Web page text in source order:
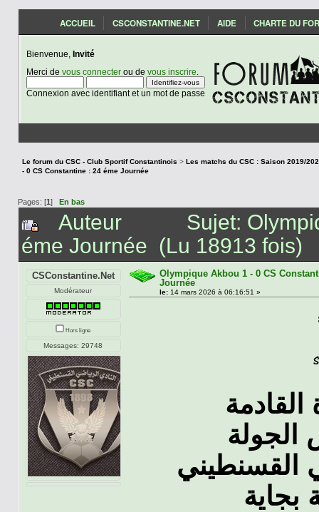
ACCUEIL CSCONSTANTINE.NET AIDE CHARTE DU
Bienvenue, Invité
Merci de vous connecterou de vous inscrire
Connexion avec identifiant et un mot de passe
Le forum du CSC - Club Sportif Constantinois >
- 0 CS Constantine : 24 éme Journée
Pages: [1] En bas
Auteur
Sujet:
éme Journée (Lu 18913 fois)
CSConstantine.Net
Modérateur
Hors ligne
Messages: 29748
Olympique Akbou 1 - 0 CS
Journée
le: 14 mars 2026 à 06:16:51 »
الجولة
القسنطيني
بجاية